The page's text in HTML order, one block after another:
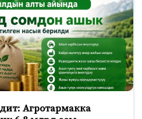
Агротармакка